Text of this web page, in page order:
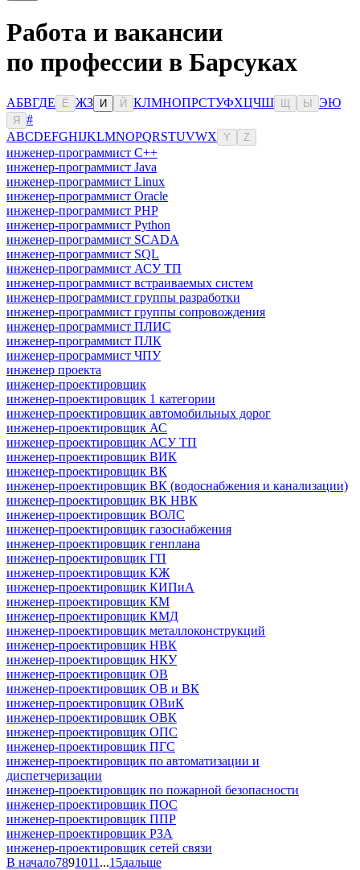
Работа и вакансии
по профессии в Барсуках
АБВГДЕ Ё ЖЗ И Й КЛМНОПРСТУФХЦЧШ Ы ЭЮ
Я
#
ABCDEFGHIJKLMNOPQRSTUVWX Y Z
инженер-программист C++
инженер-программист Java
инженер-программист Linux
инженер-программист Oracle
инженер-программист PHP
инженер-программист Python
инженер-программист SCADA
инженер-программист SQL
инженер-программист АСУ ТП
инженер-программист встраиваемых систем
инженер-программист группы разработки
инженер-программист группы сопровождения
инженер-программист ПЛИС
инженер-программист ПЛК
инженер-программист ЧПУ
инженер проекта
инженер-проектировщик
инженер-проектировщик 1 категории
инженер-проектировщик автомобильных дорог
инженер-проектировщик АС
инженер-проектировщик АСУ ТП
инженер-проектировщик ВИК
инженер-проектировщик ВК
инженер-проектировщик ВК (водоснабжения и канализации)
инженер-проектировщик ВК НВК
инженер-проектировщик ВОЛС
инженер-проектировщик газоснабжения
инженер-проектировщик генплана
инженер-проектировщик ГП
инженер-проектировщик КЖ
инженер-проектировщик КИПиА
инженер-проектировщик КМ
инженер-проектировщик КМД
инженер-проектировщик металлоконструкций
инженер-проектировщик НВК
инженер-проектировщик НКУ
инженер-проектировщик ОВ
инженер-проектировщик ОВ и ВК
инженер-проектировщик ОВиК
инженер-проектировщик ОВК
инженер-проектировщик ОПС
инженер-проектировщик ПГС
инженер-проектировщик по автоматизации и
диспетчеризации
инженер-проектировщик по пожарной безопасности
инженер-проектировщик ПОС
инженер-проектировщик ППР
инженер-проектировщик РЗА
инженер-проектировщик сетей связи
В начало7891011 ...15дальше